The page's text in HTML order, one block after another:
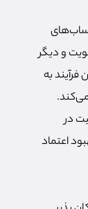
و دیگر
به
در
اعتماد